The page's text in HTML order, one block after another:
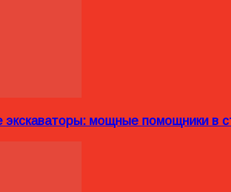
экскаваторы: мощные помощники в